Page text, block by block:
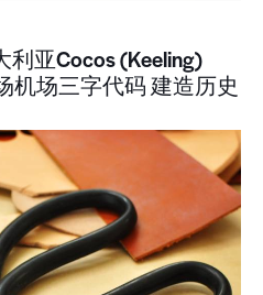
亚Cocos (Keeling)
机场三字代码 建造历史